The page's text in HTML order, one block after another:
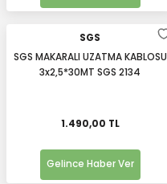
SGS
SGS MAKARALI UZATMA KABLOSU
3x2,5*30MT SGS 2134
1.490,00 TL
Gelince Haber Ver